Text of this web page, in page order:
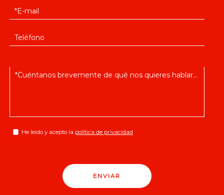
He leido y acepto la política de privacidad
ENVIAR